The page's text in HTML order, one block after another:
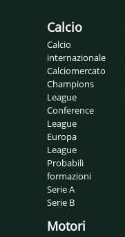
Calcio
Calcio
internazionale
Calciomercato
Champions
League
Conference
League
Europa
League
Probabili
formazioni
Serie A
Serie B
Motori